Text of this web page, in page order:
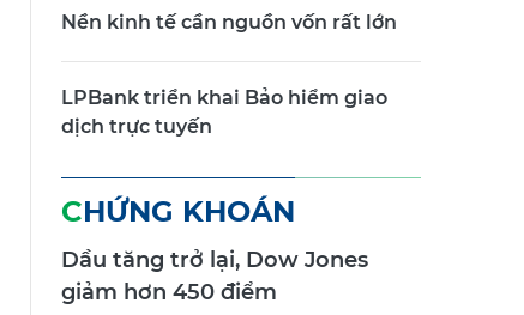
Nền kinh tế cần nguồn vốn rất lớn
LPBank triển khai Bảo hiểm giao
dịch trực tuyến
CHỨNG KHOÁN
Dầu tăng trở lại, Dow Jones
giảm hơn 450 điểm